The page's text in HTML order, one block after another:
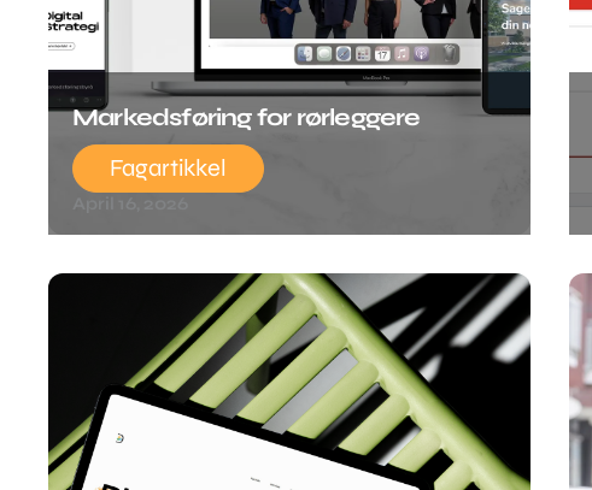
Markedsføring for rørleggere
Fagartikkel